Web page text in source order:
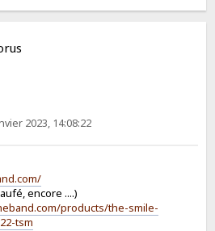
2023, 14:08:22
encore ....)
products/the-smile-
tsm